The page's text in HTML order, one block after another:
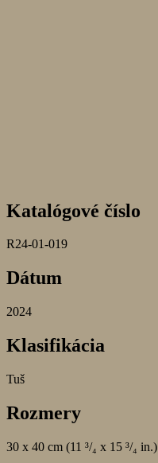
Katalógové číslo
R24-01-019
Dátum
2024
Klasifikácia
Tuš
Rozmery
30 x 40 cm (11 ³/₄ x 15 ³/₄ in.)